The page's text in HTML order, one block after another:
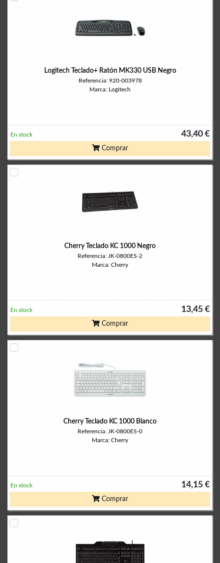
Logitech Teclado+ Ratón MK330 USB Negro
Referencia: 920-003978
Marca: Logitech
43,40 €
En stock
Comprar
Cherry Teclado KC 1000 Negro
Referencia: JK-0800ES-2
Marca: Cherry
13,45 €
En stock
Comprar
Cherry Teclado KC 1000 Blanco
Referencia: JK-0800ES-0
Marca: Cherry
14,15 €
En stock
Comprar